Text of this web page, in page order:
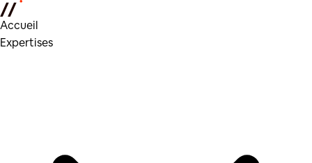
Accueil
Expertises